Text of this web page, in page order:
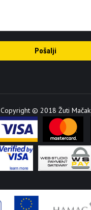
Copyright © 2018 Žuti Mačak